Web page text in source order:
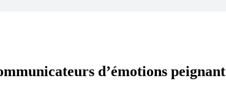
d’émotions